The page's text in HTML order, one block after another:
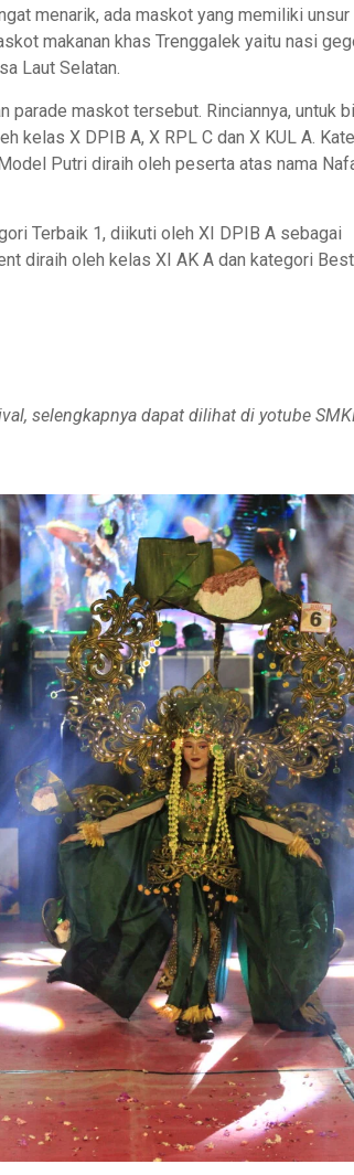
menarik, ada maskot yang memiliki unsur
makanan khas Trenggalek yaitu nasi
Laut Selatan.
parade maskot tersebut. Rinciannya, untuk
kelas X DPIB A, X RPL C dan X KUL A.
Putri diraih oleh peserta atas nama
Terbaik 1, diikuti oleh XI DPIB A sebagai
diraih oleh kelas XI AK A dan kategori Best
selengkapnya dapat dilihat di yotube